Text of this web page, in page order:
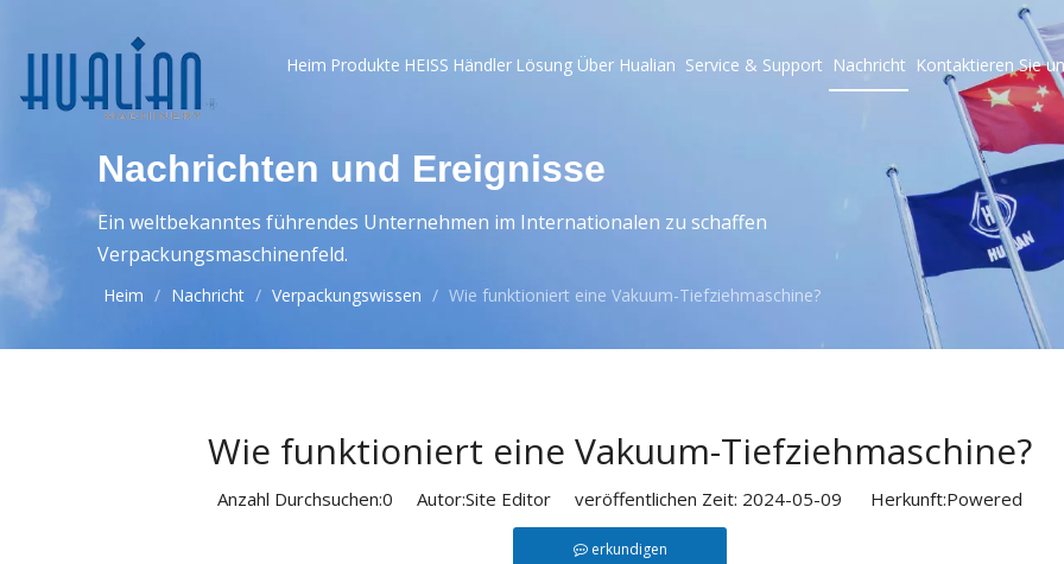
Heim Produkte HEISS Händler Lösung Über Hualian Service & Support Nachricht Kontaktieren Sie
Nachrichten und Ereignisse
Ein weltbekanntes führendes Unternehmen im Internationalen zu schaffen
Verpackungsmaschinenfeld.
Heim / Nachricht / Verpackungswissen / Wie funktioniert eine Vakuum-Tiefziehmaschine?
Wie funktioniert eine Vakuum-Tiefziehmaschine?
Anzahl Durchsuchen:0 Autor:Site Editor veröffentlichen Zeit: 2024-05-09 Herkunft:Powered
erkundigen